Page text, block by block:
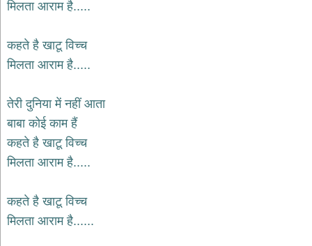
भजन
भजन
राम
भजन
raam
भजन
gurudev
मिलता आराम है.....
कहते है खाटू विच्च
मिलता आराम है.....
तेरी दुनिया में नहीं आता
बाबा कोई काम हैं
कहते है खाटू विच्च
मिलता आराम है.....
कहते है खाटू विच्च
मिलता आराम है......